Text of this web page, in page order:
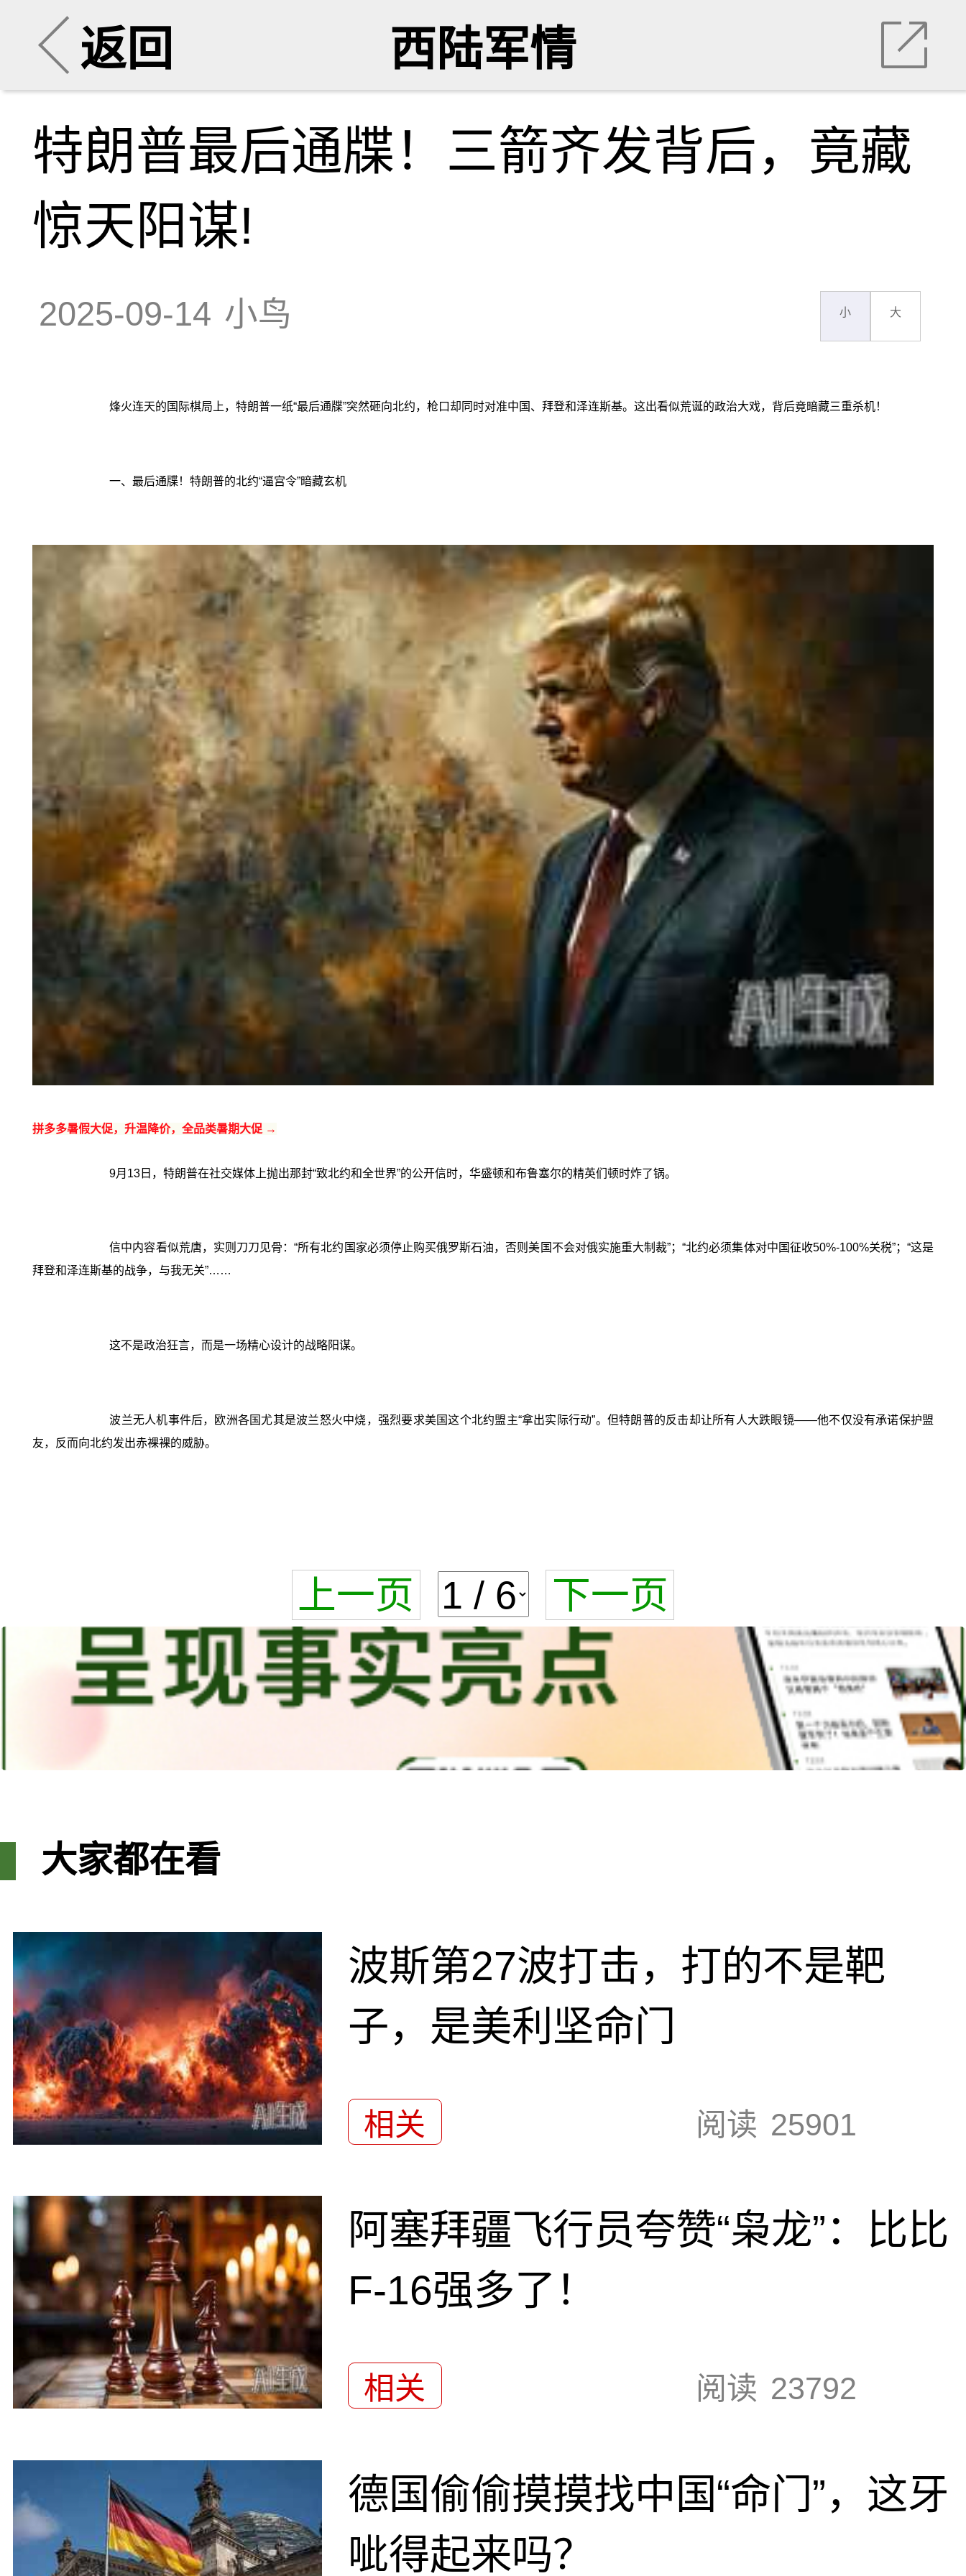
返回 西陆军情
特朗普最后通牒！三箭齐发背后，竟藏
惊天阳谋!
2025-09-14 小鸟 小 大
烽火连天的国际棋局上，特朗普一纸“最后通牒”突然砸向北约，枪口却同时对准中国、拜登和泽连斯基。这出看似荒诞的政治大戏，背后竟暗藏三重杀机！
一、最后通牒！特朗普的北约“逼宫令”暗藏玄机
拼多多暑假大促，升温降价，全品类暑期大促 →
9月13日，特朗普在社交媒体上抛出那封“致北约和全世界”的公开信时，华盛顿和布鲁塞尔的精英们顿时炸了锅。
信中内容看似荒唐，实则刀刀见骨：“所有北约国家必须停止购买俄罗斯石油，否则美国不会对俄实施重大制裁”；“北约必须集体对中国征收50%-100%关税”；“这是
拜登和泽连斯基的战争，与我无关”……
这不是政治狂言，而是一场精心设计的战略阳谋。
波兰无人机事件后，欧洲各国尤其是波兰怒火中烧，强烈要求美国这个北约盟主“拿出实际行动”。但特朗普的反击却让所有人大跌眼镜——他不仅没有承诺保护盟
友，反而向北约发出赤裸裸的威胁。
上一页 下一页
大家都在看
波斯第27波打击，打的不是靶
子，是美利坚命门
相关 阅读 25901
阿塞拜疆飞行员夸赞“枭龙”：比比
F-16强多了！
相关 阅读 23792
德国偷偷摸摸找中国“命门”，这牙
呲得起来吗？